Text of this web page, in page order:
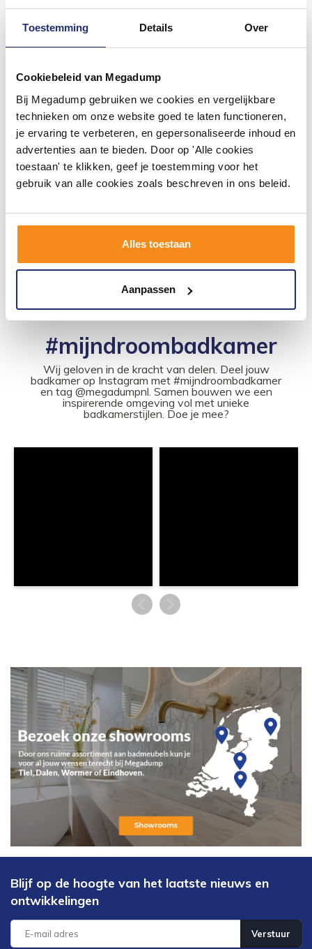
Toestemming Details Over
Cookiebeleid van Megadump
Bij Megadump gebruiken we cookies en vergelijkbare
technieken om onze website goed te laten functioneren,
je ervaring te verbeteren, en gepersonaliseerde inhoud en
advertenties aan te bieden. Door op 'Alle cookies
toestaan' te klikken, geef je toestemming voor het
gebruik van alle cookies zoals beschreven in ons beleid.
Alles toestaan
Aanpassen
Afvoerplug en
sifonaansluiting Clou First
Goud Geborsteld PVD
Voor 14:00 besteld,
72,60
60,00
Douchecabine Sealskin
Hooked Vierdelig
Kwartrond met
Schuifdeuren 90x90x200 cm
6 mm Helder Glas Zilver
Binnen 5 (werk)dagen
geleverd
697,00
#mijndroombadkamer
Wij geloven in de kracht van delen. Deel jouw
badkamer op Instagram met #mijndroombadkamer
en tag @megadumpnl. Samen bouwen we een
inspirerende omgeving vol met unieke
badkamerstijlen. Doe je mee?
Blijf op de hoogte van het laatste nieuws en
ontwikkelingen
Verstuur